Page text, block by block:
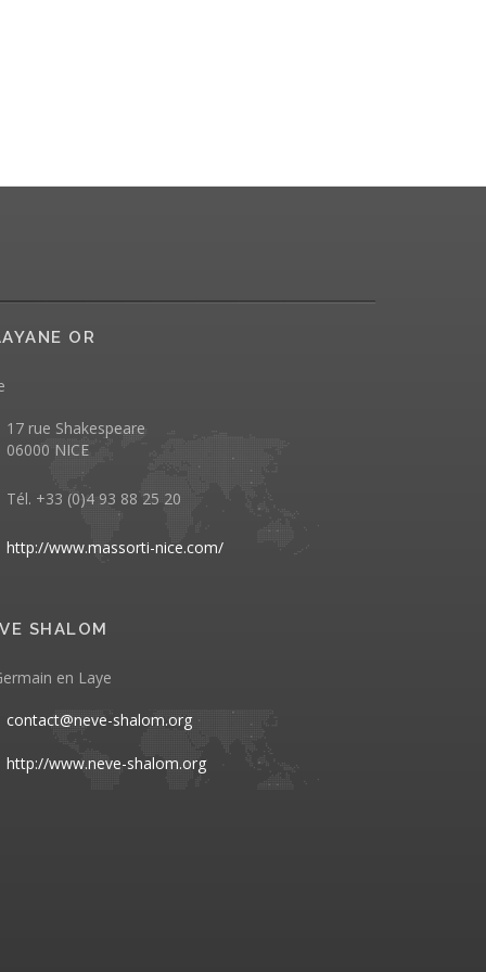
OR
17 rue Shakespeare
06000 NICE
Tél. +33 (0)4 93 88 25 20
http://www.massorti-nice.com/
SHALOM
en Laye
contact@neve-shalom.org
http://www.neve-shalom.org